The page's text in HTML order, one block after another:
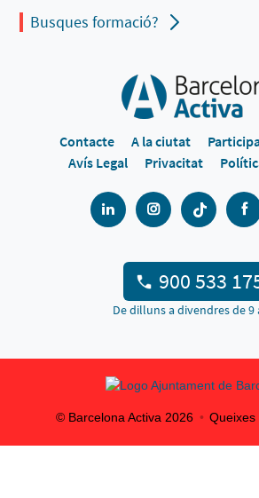
Busques formació?
Contacte A la ciutat
Avís Legal
Privacitat
900 533
De dilluns a divendres de 9
© Barcelona Activa 2026